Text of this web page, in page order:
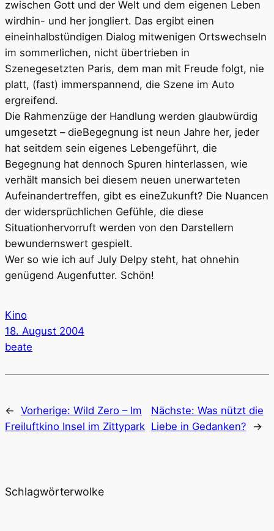
zwischen Gott und der Welt und dem eigenen Leben
wirdhin- und her jongliert. Das ergibt einen
eineinhalbstündigen Dialog mitwenigen Ortswechseln
im sommerlichen, nicht übertrieben in
Szenegesetzten Paris, dem man mit Freude folgt, nie
platt, (fast) immerspannend, die Szene im Auto
ergreifend.
Die Rahmenzüge der Handlung werden glaubwürdig
umgesetzt – dieBegegnung ist neun Jahre her, jeder
hat seitdem sein eigenes Lebengeführt, die
Begegnung hat dennoch Spuren hinterlassen, wie
verhält mansich bei diesem neuen unerwarteten
Aufeinandertreffen, gibt es eineZukunft? Die Nuancen
der widersprüchlichen Gefühle, die diese
Situationhervorruft werden von den Darstellern
bewundernswert gespielt.
Wer so wie ich auf July Delpy steht, hat ohnehin
genügend Augenfutter. Schön!
Kino
18. August 2004
beate
← Vorherige: Wild Zero – Im
Freiluftkino Insel im Zittypark
Nächste: Was nützt die
Liebe in Gedanken?
→
Schlagwörterwolke